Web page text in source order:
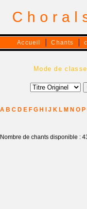
Accueil Chants
Mode de
A B C D E F G H J K L M N O P
Nombre de chants disponible :